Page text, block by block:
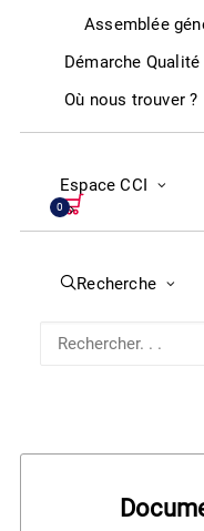
Assemblée
Démarche Qualité
Où nous trouver ?
Espace CCI
0
Recherche
formation si vous
Nous nous
La certification
de formation,